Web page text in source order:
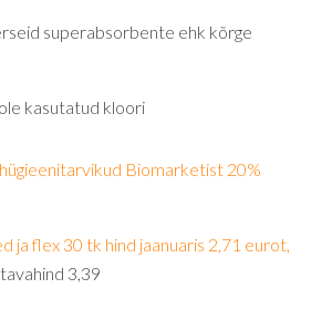
superabsorbente ehk kõrge
kasutatud kloori
Biomarketist 20%
ja flex 30 tk hind jaanuaris 2,71 eurot,
3,39